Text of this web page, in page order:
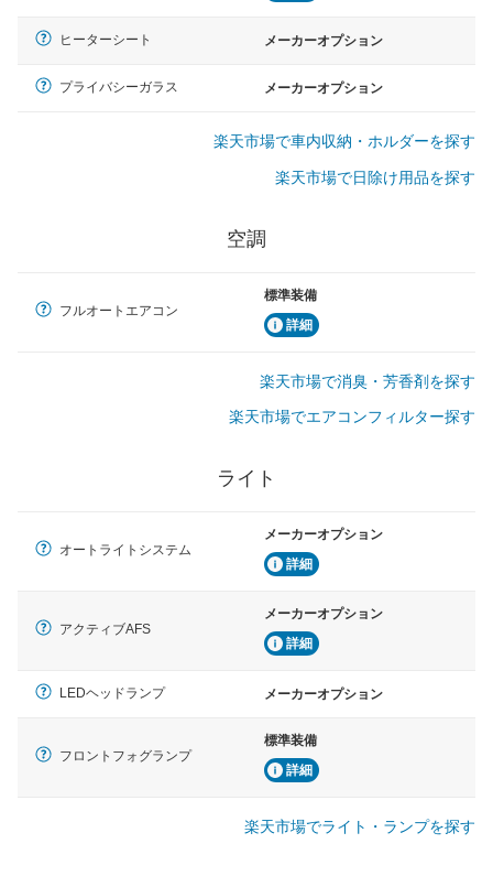
ヒーターシート メーカーオプション
プライバシーガラス メーカーオプション
楽天市場で車内収納・ホルダーを探す
楽天市場で日除け用品を探す
空調
フルオートエアコン
標準装備
詳細
楽天市場で消臭・芳香剤を探す
楽天市場でエアコンフィルター探す
ライト
オートライトシステム
メーカーオプション
詳細
アクティブAFS
メーカーオプション
詳細
LEDヘッドランプ メーカーオプション
フロントフォグランプ
標準装備
詳細
楽天市場でライト・ランプを探す